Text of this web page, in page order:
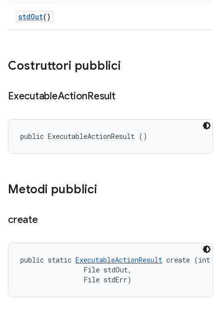
stdOut()
Costruttori pubblici
ExecutableActionResult
public ExecutableActionResult ()
Metodi pubblici
create
public static ExecutableActionResult create (int
                File stdOut,
                File stdErr)